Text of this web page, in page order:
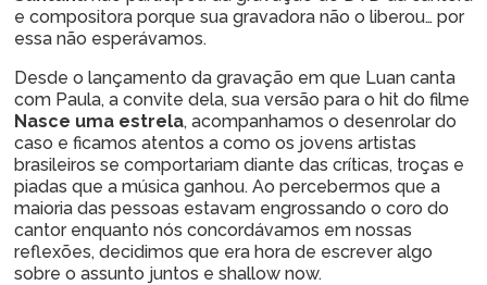
e compositora porque sua gravadora não o liberou… por
essa não esperávamos.
Desde o lançamento da gravação em que Luan canta
com Paula, a convite dela, sua versão para o hit do filme
Nasce uma estrela, acompanhamos o desenrolar do
caso e ficamos atentos a como os jovens artistas
brasileiros se comportariam diante das críticas, troças e
piadas que a música ganhou. Ao percebermos que a
maioria das pessoas estavam engrossando o coro do
cantor enquanto nós concordávamos em nossas
reflexões, decidimos que era hora de escrever algo
sobre o assunto juntos e shallow now.